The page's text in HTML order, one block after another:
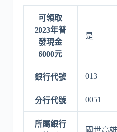
可領取
2023年普
發現金
6000元
是
銀行代號 013
分行代號 0051
所屬銀行
國世高雄